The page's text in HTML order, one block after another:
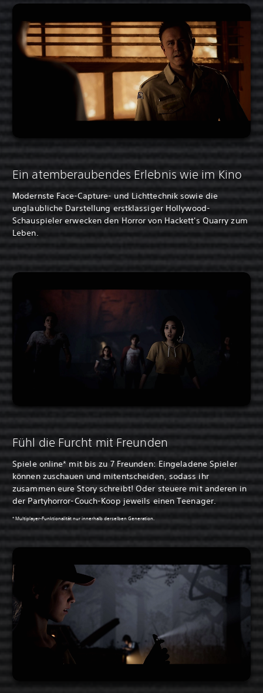
Ein atemberaubendes Erlebnis wie im Kino
Modernste Face-Capture- und Lichttechnik sowie die
unglaubliche Darstellung erstklassiger Hollywood-
Schauspieler erwecken den Horror von Hackett's Quarry zum
Leben.
Fühl die Furcht mit Freunden
Spiele online* mit bis zu 7 Freunden: Eingeladene Spieler
können zuschauen und mitentscheiden, sodass ihr
zusammen eure Story schreibt! Oder steuere mit anderen in
der Partyhorror-Couch-Koop jeweils einen Teenager.
* Multiplayer-Funktionalität nur innerhalb derselben Generation.